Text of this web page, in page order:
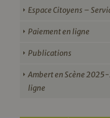
Espace Citoyens –
Paiement en ligne
Publications
Ambert en Scène
ligne